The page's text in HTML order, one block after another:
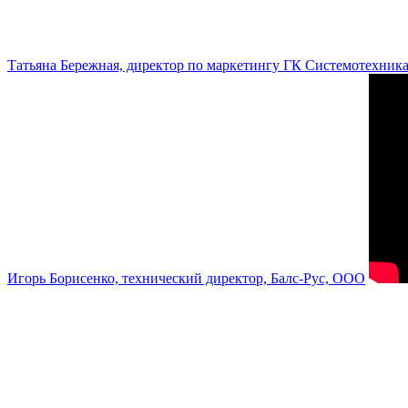
Татьяна Бережная, директор по маркетингу ГК Системотехника
Игорь Борисенко, технический директор, Балс-Рус, ООО